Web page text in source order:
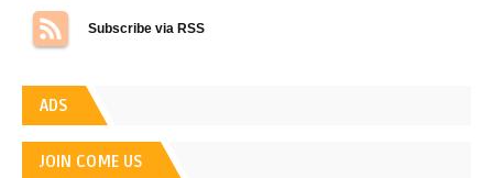
Subscribe via RSS
ADS
JOIN COME US